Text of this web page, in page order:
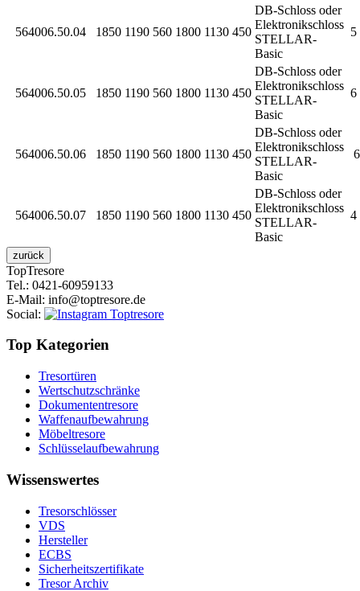
564006.50.04 1850 1190 560 1800 1130 450
DB-Schloss oder
Elektronikschloss
STELLAR-
Basic
5
564006.50.05 1850 1190 560 1800 1130 450
DB-Schloss oder
Elektronikschloss
STELLAR-
Basic
6
564006.50.06 1850 1190 560 1800 1130 450
DB-Schloss oder
Elektronikschloss
STELLAR-
Basic
564006.50.07 1850 1190 560 1800 1130 450
DB-Schloss oder
Elektronikschloss
STELLAR-
Basic
4
TopTresore
Tel.: 0421-60959133
E-Mail: info@toptresore.de
Social:
Top Kategorien
Tresortüren
Wertschutzschränke
Dokumententresore
Waffenaufbewahrung
Möbeltresore
Schlüsselaufbewahrung
Wissenswertes
Tresorschlösser
VDS
Hersteller
ECBS
Sicherheitszertifikate
Tresor Archiv